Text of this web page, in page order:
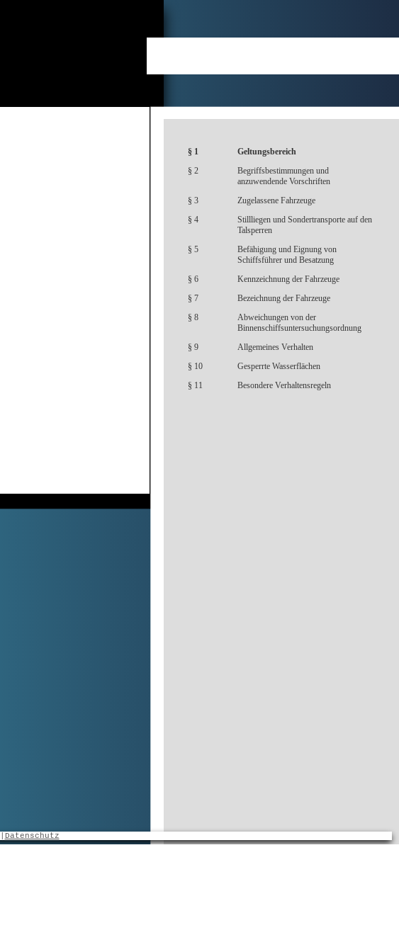
Datenschutz
§ 1
Geltungsbereich
§ 2
Begriffsbestimmungen und
anzuwendende Vorschriften
§ 3
Zugelassene Fahrzeuge
§ 4
Stillliegen und Sondertransporte auf den
Talsperren
§ 5
Befähigung und Eignung von
Schiffsführer und Besatzung
§ 6
Kennzeichnung der Fahrzeuge
§ 7
Bezeichnung der Fahrzeuge
§ 8
Abweichungen von der
Binnenschiffsuntersuchungsordnung
§ 9
Allgemeines Verhalten
§ 10
Gesperrte Wasserflächen
§ 11
Besondere Verhaltensregeln